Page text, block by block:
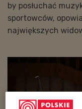
by posłuchać
sportowców,
największych